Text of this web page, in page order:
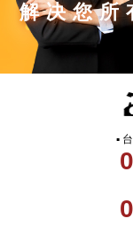
解决您所
▪